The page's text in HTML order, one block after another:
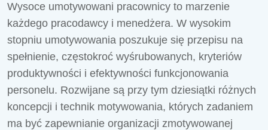
Wysoce umotywowani pracownicy to marzenie
każdego pracodawcy i menedżera. W wysokim
stopniu umotywowania poszukuje się przepisu na
spełnienie, częstokroć wyśrubowanych, kryteriów
produktywności i efektywności funkcjonowania
personelu. Rozwijane są przy tym dziesiątki różnych
koncepcji i technik motywowania, których zadaniem
ma być zapewnianie organizacji zmotywowanej